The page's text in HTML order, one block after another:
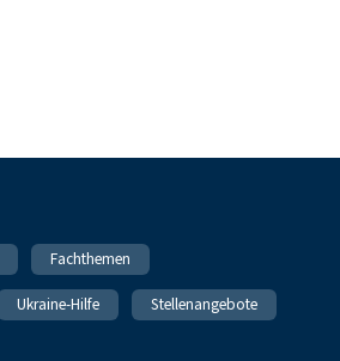
Fachthemen
Ukraine-Hilfe Stellenangebote